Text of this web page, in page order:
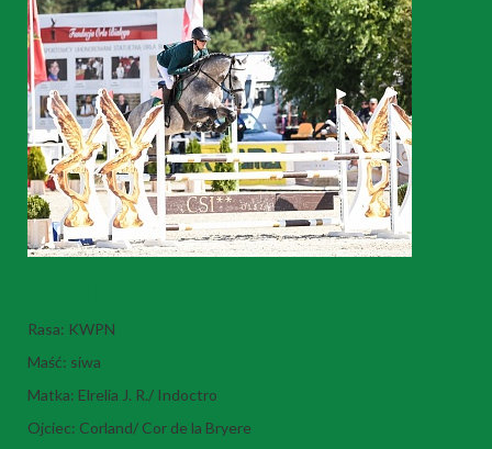
Rasa: KWPN
Maść: siwa
Matka: Elrelia J. R./ Indoctro
Ojciec: Corland/ Cor de la Bryere